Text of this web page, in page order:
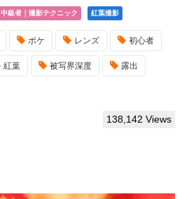
中級者｜撮影テクニック 紅葉撮影
ボケ レンズ 初心者
紅葉 被写界深度 露出
138,142 Views